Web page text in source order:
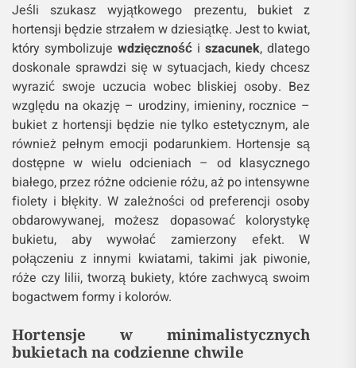
Jeśli szukasz wyjątkowego prezentu, bukiet z
hortensji będzie strzałem w dziesiątkę. Jest to kwiat,
który symbolizujewdzięczność iszacunek, dlatego
doskonale sprawdzi się w sytuacjach, kiedy chcesz
wyrazić swoje uczucia wobec bliskiej osoby. Bez
względu na okazję – urodziny, imieniny, rocznice –
bukiet z hortensji będzie nie tylko estetycznym, ale
również pełnym emocji podarunkiem. Hortensje są
dostępne w wielu odcieniach – od klasycznego
białego, przez różne odcienie różu, aż po intensywne
fiolety i błękity. W zależności od preferencji osoby
obdarowywanej, możesz dopasować kolorystykę
bukietu, aby wywołać zamierzony efekt. W
połączeniu z innymi kwiatami, takimi jak piwonie,
róże czy lilii, tworzą bukiety, które zachwycą swoim
bogactwem formy i kolorów.
Hortensje w minimalistycznych
bukietach na codzienne chwile